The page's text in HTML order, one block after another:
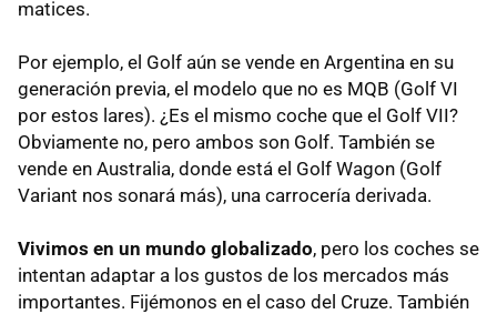
matices.
Por ejemplo, el Golf aún se vende en Argentina en su
generación previa, el modelo que no es MQB (Golf VI
por estos lares). ¿Es el mismo coche que el Golf VII?
Obviamente no, pero ambos son Golf. También se
vende en Australia, donde está el Golf Wagon (Golf
Variant nos sonará más), una carrocería derivada.
Vivimos en un mundo globalizado, pero los coches se
intentan adaptar a los gustos de los mercados más
importantes. Fijémonos en el caso del Cruze. También